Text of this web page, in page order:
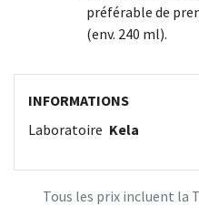
préférable de
(env. 240 ml).
INFORMATIONS
Laboratoire Kela
Tous les prix incluent la